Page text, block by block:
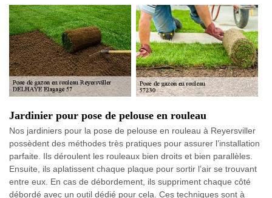
Jardinier pour pose de pelouse en rouleau
Nos jardiniers pour la pose de pelouse en rouleau à Reyersviller
possèdent des méthodes très pratiques pour assurer l’installation
parfaite. Ils déroulent les rouleaux bien droits et bien parallèles.
Ensuite, ils aplatissent chaque plaque pour sortir l’air se trouvant
entre eux. En cas de débordement, ils suppriment chaque côté
débordé avec un outil dédié pour cela. Ces techniques sont à